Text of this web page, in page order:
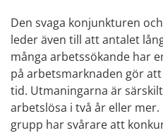
Den svaga konjunkturen
leder även till att antalet
många arbetssökande har
på arbetsmarknaden gör
tid. Utmaningarna är
arbetslösa i två år eller
grupp har svårare att